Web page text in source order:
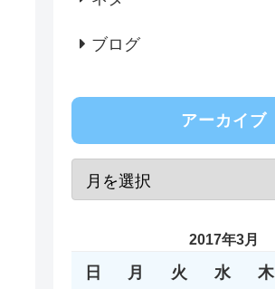
ブログ
アーカイブ
2017年3月
日 月 火 水 木